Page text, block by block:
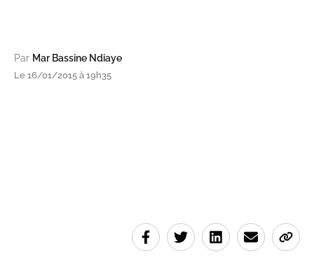
Par Mar Bassine Ndiaye
Le 16/01/2015 à 19h35